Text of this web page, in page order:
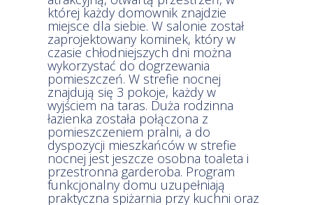
której każdy domownik znajdzie
miejsce dla siebie. W salonie został
zaprojektowany kominek, który w
czasie chłodniejszych dni można
wykorzystać do dogrzewania
pomieszczeń. W strefie nocnej
znajdują się 3 pokoje, każdy w
wyjściem na taras. Duża rodzinna
łazienka została połączona z
pomieszczeniem pralni, a do
dyspozycji mieszkańców w strefie
nocnej jest jeszcze osobna toaleta i
przestronna garderoba. Program
funkcjonalny domu uzupełniają
praktyczna spiżarnia przy kuchni oraz